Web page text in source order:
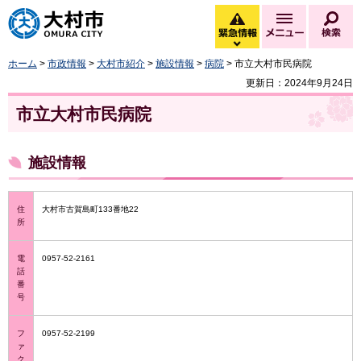
大村市
緊急情報
緊急情報を開く
メニュー
ホーム > 市政情報 > 大村市紹介 > 施設情報 > 病院 > 市立大村市民病院
更新日：2024年9月24日
市立大村市民病院
施設情報
住
所
大村市古賀島町133番地22
電
話
番
号
0957-52-2161
フ
ァ
ク
0957-52-2199